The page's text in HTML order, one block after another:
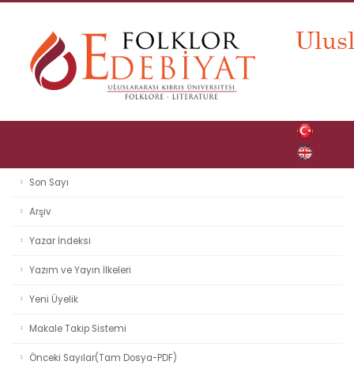
Son Sayı
Arşiv
Yazar İndeksi
Yazım ve Yayın İlkeleri
Yeni Üyelik
Makale Takip Sistemi
Önceki Sayılar(Tam Dosya-PDF)